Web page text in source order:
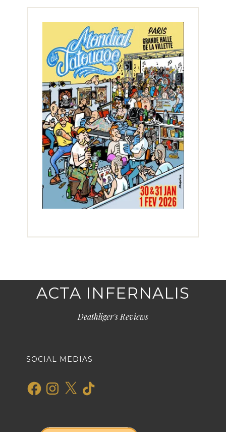
ACTA INFERNALIS
Deathliger's Reviews
SOCIAL MEDIAS
FacebookInstagram
X TikTok